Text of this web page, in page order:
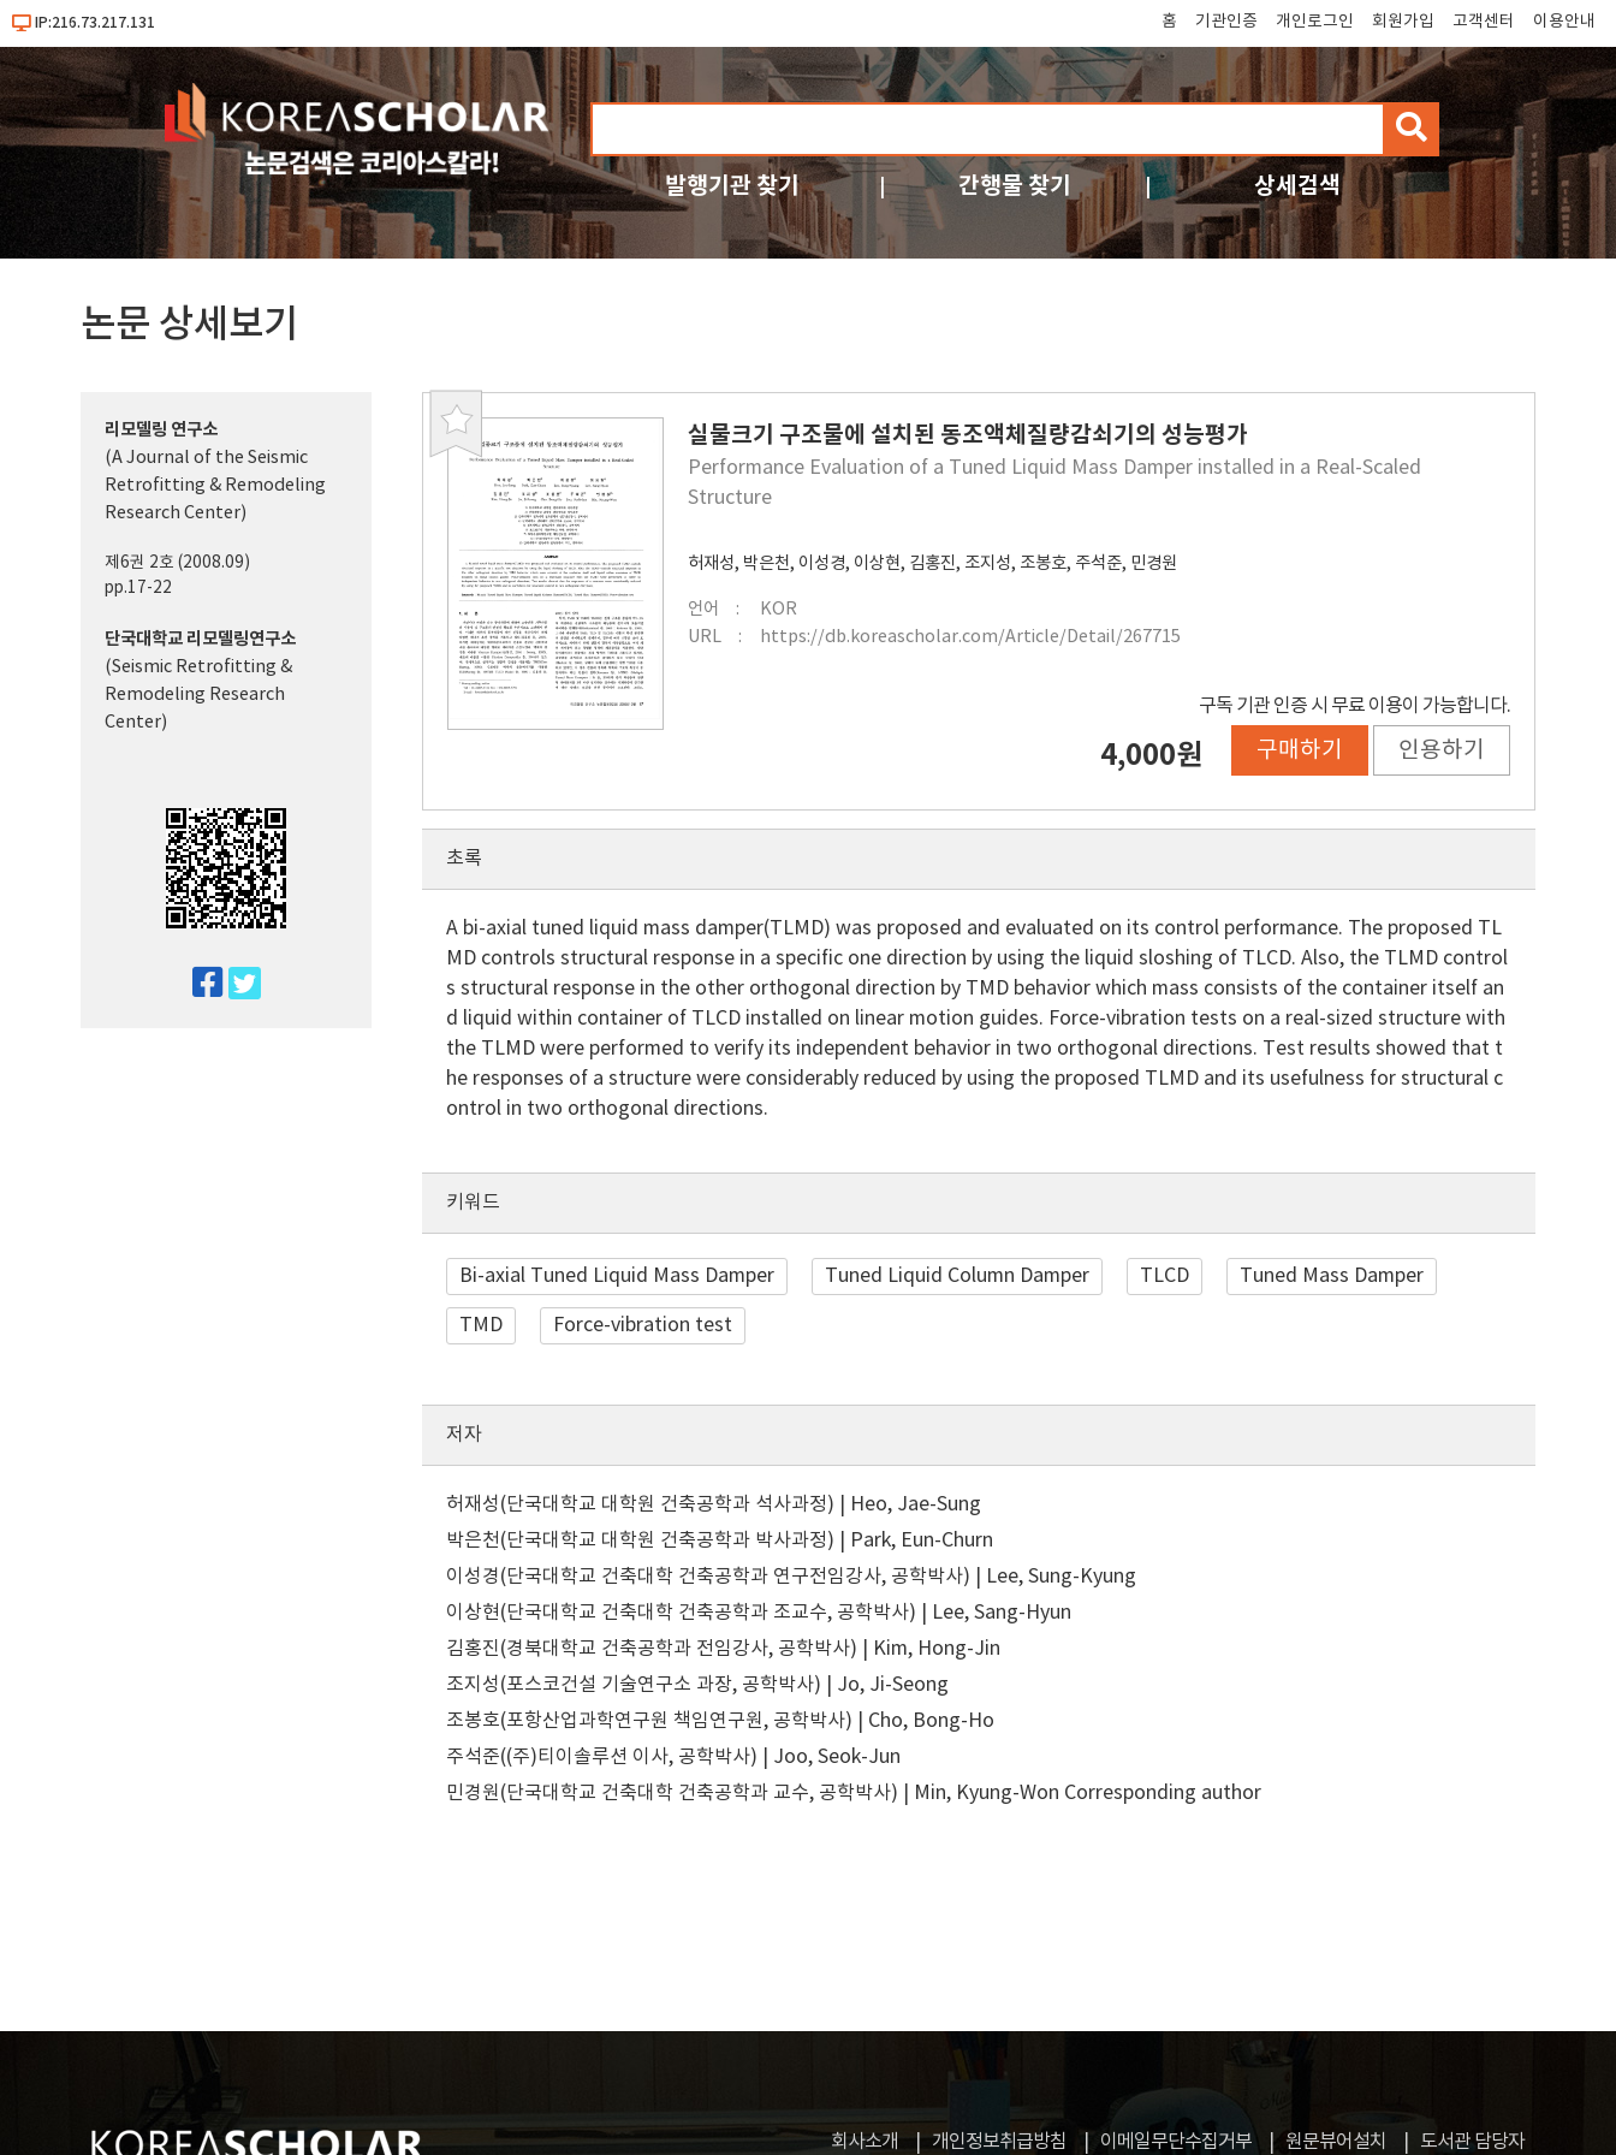
IP:216.73.217.131 홈 기관인증 개인로그인 회원가입 고객센터 이용안내
검
색
발행기관 찾기 간행물 찾기 상세검색
논문 상세보기
북
마
실물크기 구조물에 설치된 동조액체질량감쇠기의 성능평가
Performance Evaluation of a Tuned Liquid Mass Damper installed in a Real-Scaled
Structure
허재성, 박은천, 이성경, 이상현, 김홍진, 조지성, 조봉호, 주석준, 민경원
언어
KOR
URL
https://db.koreascholar.com/Article/Detail/267715
구독 기관 인증 시 무료 이용이 가능합니다.
4,000원 구매하기 인용하기
리모델링 연구소
(A Journal of the Seismic
Retrofitting & Remodeling
Research Center)
제6권 2호 (2008.09)
pp.17-22
단국대학교 리모델링연구소
(Seismic Retrofitting &
Remodeling Research
Center)
초록
A bi-axial tuned liquid mass damper(TLMD) was proposed and evaluated on its control performance. The proposed TL
MD controls structural response in a specific one direction by using the liquid sloshing of TLCD. Also, the TLMD control
s structural response in the other orthogonal direction by TMD behavior which mass consists of the container itself an
d liquid within container of TLCD installed on linear motion guides. Force-vibration tests on a real-sized structure with
the TLMD were performed to verify its independent behavior in two orthogonal directions. Test results showed that t
he responses of a structure were considerably reduced by using the proposed TLMD and its usefulness for structural c
ontrol in two orthogonal directions.
키워드
Bi-axial Tuned Liquid Mass Damper Tuned Liquid Column Damper TLCD Tuned Mass Damper
TMD Force-vibration test
저자
허재성(단국대학교 대학원 건축공학과 석사과정) | Heo, Jae-Sung
박은천(단국대학교 대학원 건축공학과 박사과정) | Park, Eun-Churn
이성경(단국대학교 건축대학 건축공학과 연구전임강사, 공학박사) | Lee, Sung-Kyung
이상현(단국대학교 건축대학 건축공학과 조교수, 공학박사) | Lee, Sang-Hyun
김홍진(경북대학교 건축공학과 전임강사, 공학박사) | Kim, Hong-Jin
조지성(포스코건설 기술연구소 과장, 공학박사) | Jo, Ji-Seong
조봉호(포항산업과학연구원 책임연구원, 공학박사) | Cho, Bong-Ho
주석준((주)티이솔루션 이사, 공학박사) | Joo, Seok-Jun
민경원(단국대학교 건축대학 건축공학과 교수, 공학박사) | Min, Kyung-Won Corresponding author
회사소개 개인정보취급방침 이메일무단수집거부 원문뷰어설치 도서관 담당자